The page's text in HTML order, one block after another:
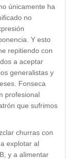
únicamente ha
no
Y esto
repitiendo con
a aceptar
generalistas y
Fonseca
profesional
que sufrimos
churras con
explotar al
y a alimentar